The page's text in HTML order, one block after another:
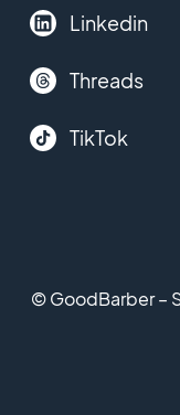
Linkedin
Threads
TikTok
© GoodBarber –